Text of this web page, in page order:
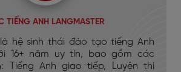
TIẾNG ANH LANGMASTER
hệ sinh thái đào tạo tiếng Anh
16+ năm uy tín, bao gồm các
Tiếng Anh giao tiếp, Luyện thi